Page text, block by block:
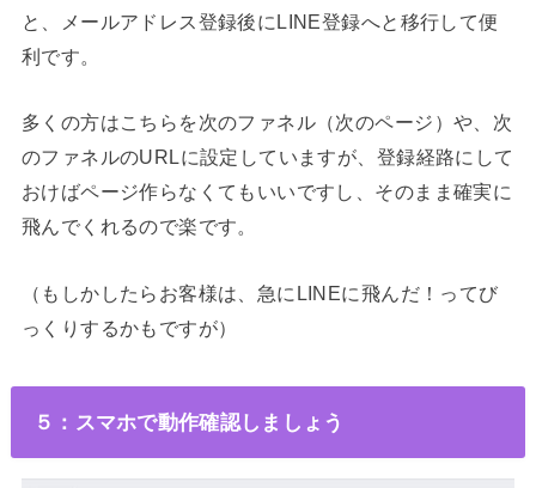
と、メールアドレス登録後にLINE登録へと移行して便
利です。
多くの方はこちらを次のファネル（次のページ）や、次
のファネルのURLに設定していますが、登録経路にして
おけばページ作らなくてもいいですし、そのまま確実に
飛んでくれるので楽です。
（もしかしたらお客様は、急にLINEに飛んだ！ってび
っくりするかもですが）
５：スマホで動作確認しましょう